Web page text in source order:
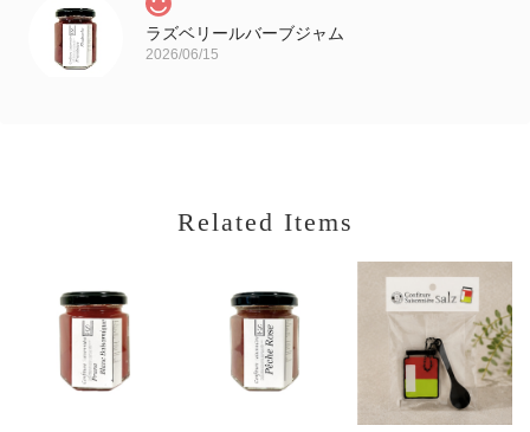
ラズベリールバーブジャム
2026/06/15
苺とピスタチオのミルクジャム
2026/06/15
バナナパッションフルーツジャム
Related Items